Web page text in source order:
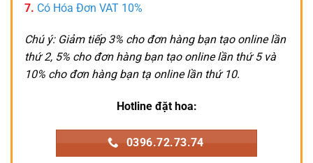
7. Có Hóa Đơn VAT 10%
Chú ý: Giảm tiếp 3% cho đơn hàng bạn tạo online lần
thứ 2, 5% cho đơn hàng bạn tạo online lần thứ 5 và
10% cho đơn hàng bạn tạ online lần thứ 10.
Hotline đặt hoa:
0396.72.73.74